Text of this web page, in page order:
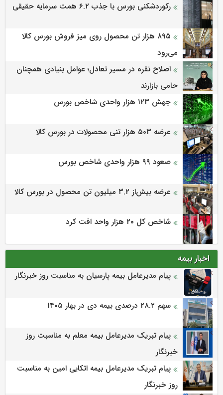
رکوردشکنی بورس با جذب ۶.۲ همت سرمایه حقیقی
۸۹۵ هزار تن محصول روی میز فروش بورس کالا
می‌‌رود
اصلاح نقره در مسیر تعادل؛ عوامل بنیادی همچنان
حامی بازارند
جهش ۱۲۳ هزار واحدی شاخص بورس
عرضه ۵۰۳ هزار تنی محصولات در بورس کالا
صعود ۹۹ هزار واحدی شاخص بورس
عرضه بیش‌از ۳.۲ میلیون تن محصول در بورس کالا
شاخص کل ۲۰ هزار واحد افت کرد
اخبار بیمه
پیام مدیرعامل بیمه پارسیان به مناسبت روز خبرنگار
سهم ۲۸.۲ درصدی بیمه دی در بهار ۱۴۰۵
پیام تبریک مدیرعامل بیمه معلم به مناسبت روز
خبرنگار
پیام تبریک مدیرعامل بیمه اتکایی امین به مناسبت
روز خبرنگار